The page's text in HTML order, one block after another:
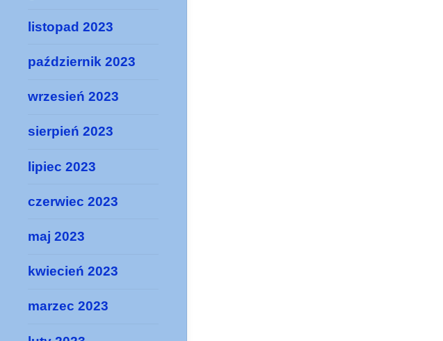
listopad 2023
październik 2023
wrzesień 2023
sierpień 2023
lipiec 2023
czerwiec 2023
maj 2023
kwiecień 2023
marzec 2023